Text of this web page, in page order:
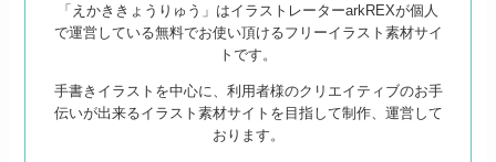
「えかききょうりゅう」はイラストレーターarkREXが個人
で運営している無料でお使い頂けるフリーイラスト素材サイ
トです。
手書きイラストを中心に、利用者様のクリエイティブのお手
伝いが出来るイラスト素材サイトを目指して制作、運営して
おります。